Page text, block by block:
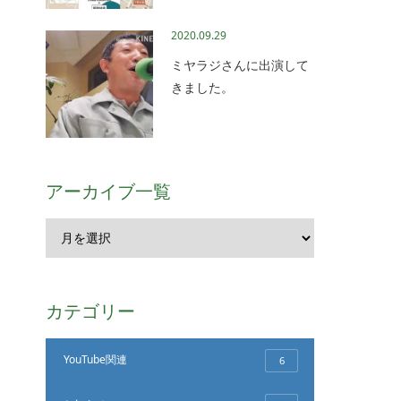
2020.09.29
ミヤラジさんに出演して
きました。
アーカイブ一覧
カテゴリー
YouTube関連 6